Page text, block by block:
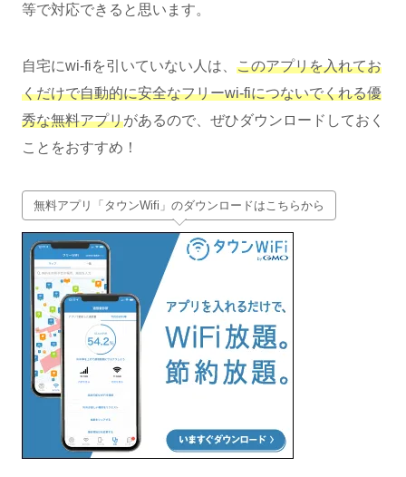
等で対応できると思います。
自宅にwi-fiを引いていない人は、 このアプリを入れてお
くだけで自動的に安全なフリーwi-fiにつないでくれる優
秀な無料アプリがあるので、ぜひダウンロードしておく
ことをおすすめ！
無料アプリ「タウンWifi」のダウンロードはこちらから